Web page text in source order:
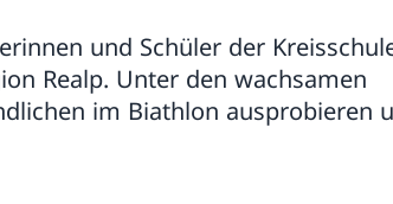
und Schüler der
Realp. Unter den wachsamen
im Biathlon ausprobieren